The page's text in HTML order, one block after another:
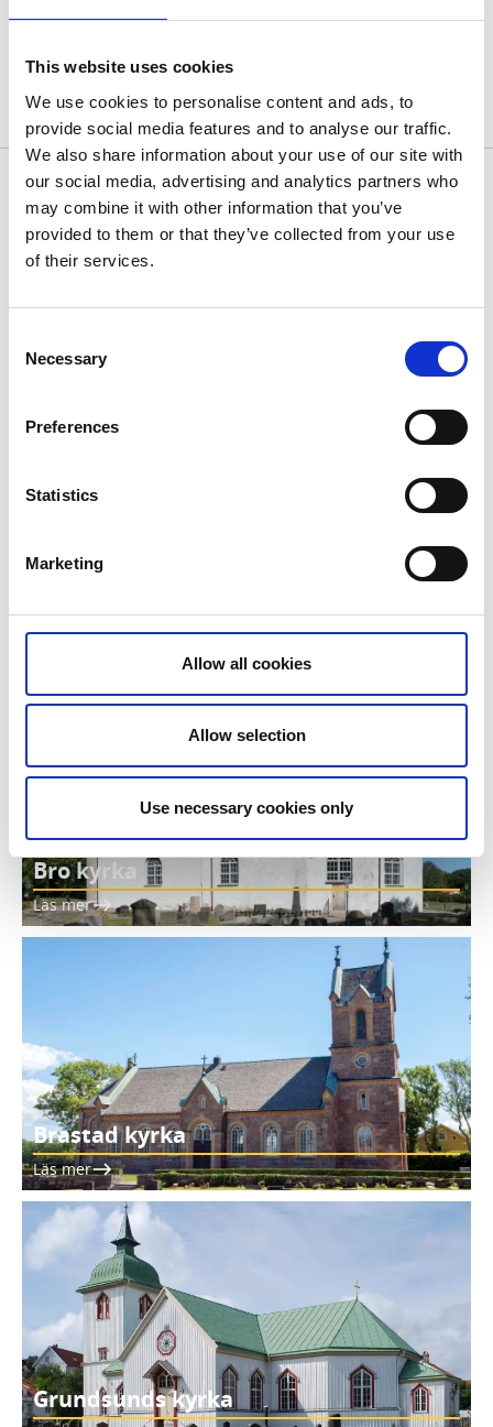
This website uses cookies
We use cookies to personalise content and ads, to
provide social media features and to analyse our traffic.
We also share information about your use of our site with
our social media, advertising and analytics partners who
may combine it with other information that you’ve
provided to them or that they’ve collected from your use
of their services.
Selection
Necessary
Preferences
Statistics
Marketing
Allow all cookies
Allow selection
Use necessary cookies only
konserter.
Besök Lysekils kyrka digitalt
📍 Kontaktuppgifter
Adress:Övre Kyrkogatan 3, Lysekil
Telefon:0523-29 32 00
Öppettider:Varierar beroende på säsong och
webbplatsför aktuella tider.
Övriga kyrkor i kommunen
Läs mer
Bro kyrka
Läs mer
Brastad kyrka
Läs mer
Grundsunds kyrka